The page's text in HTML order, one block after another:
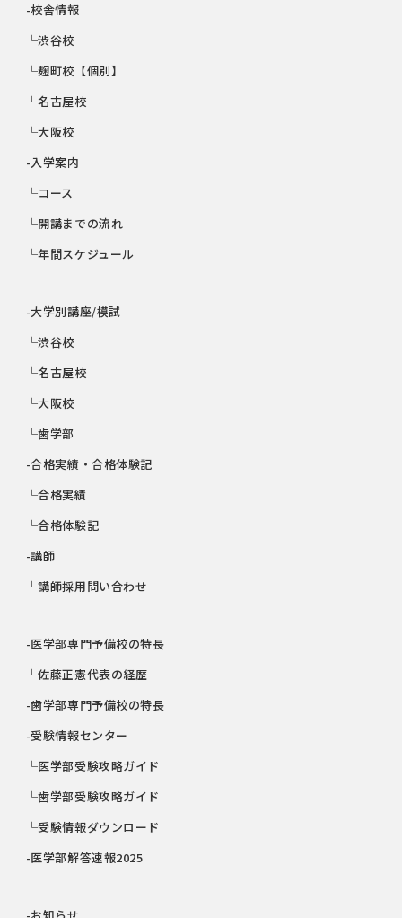
-校舎情報
└渋谷校
└麹町校【個別】
└名古屋校
└大阪校
-入学案内
└コース
└開講までの流れ
└年間スケジュール
-大学別講座/模試
└渋谷校
└名古屋校
└大阪校
└歯学部
-合格実績・合格体験記
└合格実績
└合格体験記
-講師
└講師採用問い合わせ
-医学部専門予備校の特長
└佐藤正憲代表の経歴
-歯学部専門予備校の特長
-受験情報センター
└医学部受験攻略ガイド
└歯学部受験攻略ガイド
└受験情報ダウンロード
-医学部解答速報2025